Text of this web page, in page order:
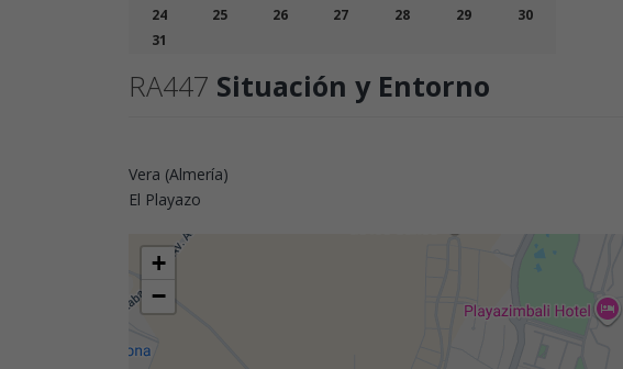
24
25 26 27 28 29
30
31
RA447 Situación y Entorno
Vera (Almería)
El Playazo
+
−